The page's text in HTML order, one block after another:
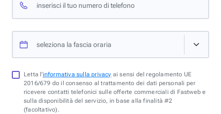
inserisci il tuo numero di telefono
seleziona la fascia oraria
Letta l'informativa sulla privacy ai sensi del regolamento UE
2016/679 do il consenso al trattamento dei dati personali per
ricevere contatti telefonici sulle offerte commerciali di Fastweb e
sulla disponibilità del servizio, in base alla finalità #2
(facoltativo).